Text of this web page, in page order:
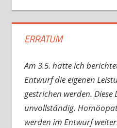
ERRATUM
Am 3.5. hatte ich
Entwurf die eigenen
gestrichen werden.
unvollständig.
werden im Entwurf